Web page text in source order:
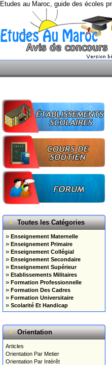
Etudes au Maroc, guide des écoles
Toutes les Catégories
» Enseignement Maternelle
» Enseignement Primaire
» Enseignement Collégial
» Enseignement Secondaire
» Enseignement Supérieur
» Etablissements Militaires
» Formation Professionnelle
» Formation Des Cadres
» Formation Universitaire
» Scolarité Et Handicap
Orientation
Articles
Orientation Par Metier
Orientation Par Intérêt